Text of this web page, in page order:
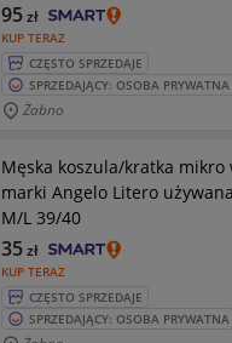
KUP TERAZ
95zł
CZĘSTO SPRZEDAJE
SPRZEDAJĄCY: OSOBA PRYWATNA
Żabno
Męska koszula/kratka mikro
marki Angelo Litero
M/L 39/40
KUP TERAZ
35zł
CZĘSTO SPRZEDAJE
SPRZEDAJĄCY: OSOBA PRYWATNA